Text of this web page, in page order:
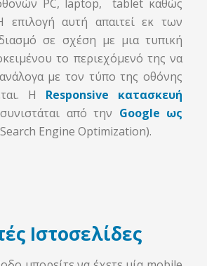
PC, laptop, tablet καθώς
επιλογή αυτή απαιτεί εκ των
σε σχέση με μια τυπική
το περιεχόμενό της να
με τον τύπο της οθόνης
Η Responsive κατασκευή
συνιστάται από την Google ως
Engine Optimization).
Ιστοσελίδες